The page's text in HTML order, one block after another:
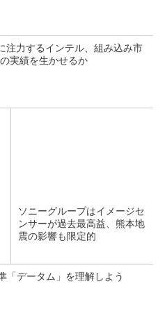
注力するインテル、組み込み市
実績を生かせるか
ソニーグループはイメージセ
ンサーが過去最高益、熊本地
震の影響も限定的
「データム」を理解しよう